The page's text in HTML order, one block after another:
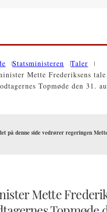
Statsministeren
Taler
Mette Frederiksens tale
Topmøde den 31.
på denne side vedrører regeringen
Mette